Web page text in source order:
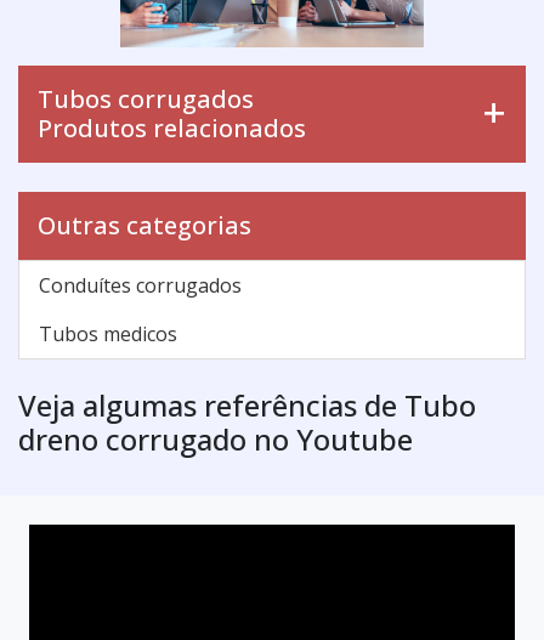
Tubos corrugados
Produtos relacionados
Outras categorias
Conduítes corrugados
Tubos medicos
Veja algumas referências de Tubo
dreno corrugado no Youtube